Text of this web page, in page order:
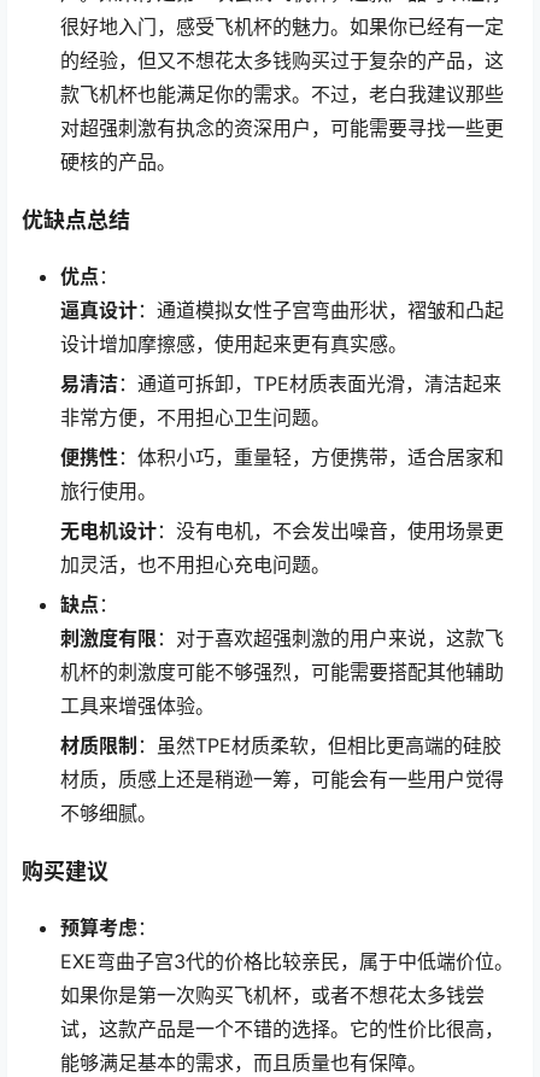
很好地入门，感受飞机杯的魅力。如果你已经有一定
的经验，但又不想花太多钱购买过于复杂的产品，这
款飞机杯也能满足你的需求。不过，老白我建议那些
对超强刺激有执念的资深用户，可能需要寻找一些更
硬核的产品。
优缺点总结
优点 ：
逼真设计：通道模拟女性子宫弯曲形状，褶皱和凸起
设计增加摩擦感，使用起来更有真实感。
易清洁：通道可拆卸，TPE材质表面光滑，清洁起来
非常方便，不用担心卫生问题。
便携性：体积小巧，重量轻，方便携带，适合居家和
旅行使用。
无电机设计：没有电机，不会发出噪音，使用场景更
加灵活，也不用担心充电问题。
缺点 ：
刺激度有限 ：对于喜欢超强刺激的用户来说，这款飞
机杯的刺激度可能不够强烈，可能需要搭配其他辅助
工具来增强体验。
材质限制 ：虽然TPE材质柔软，但相比更高端的硅胶
材质，质感上还是稍逊一筹，可能会有一些用户觉得
不够细腻。
购买建议
预算考虑：
EXE弯曲子宫3代的价格比较亲民，属于中低端价位。
如果你是第一次购买飞机杯，或者不想花太多钱尝
试，这款产品是一个不错的选择。它的性价比很高，
能够满足基本的需求，而且质量也有保障。